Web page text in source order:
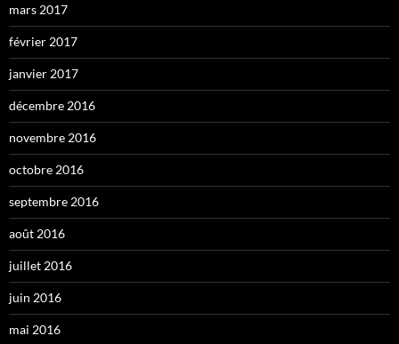
mars 2017
février 2017
janvier 2017
décembre 2016
novembre 2016
octobre 2016
septembre 2016
août 2016
juillet 2016
juin 2016
mai 2016